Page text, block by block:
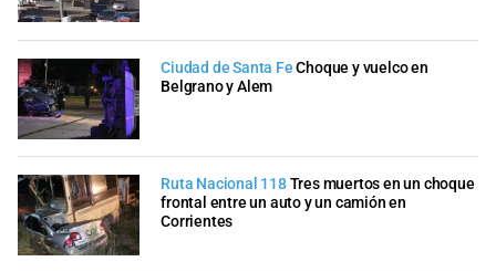
Ciudad de Santa Fe Choque y vuelco en
Belgrano y Alem
Ruta Nacional 118Tres muertos en un choque
frontal entre un auto y un camión en
Corrientes